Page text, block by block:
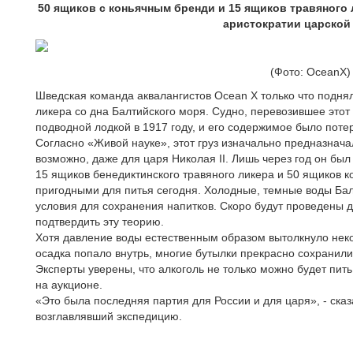
50 ящиков с коньячным бренди и 15 ящиков травяного
аристократии
(Фото: OceanX)
Шведская команда аквалангистов Ocean X только что
ликера со дна Балтийского моря. Судно, перевозившее
подводной лодкой в 1917 году, и его содержимое было
Согласно «Живой науке», этот груз изначально
возможно, даже для царя Николая II. Лишь через год он
15 ящиков бенедиктинского травяного ликера и 50 ящиков
пригодными для питья сегодня. Холодные, темные воды
условия для сохранения напитков. Скоро будут проведены
подтвердить эту теорию.
Хотя давление воды естественным образом вытолкнуло
осадка попало внутрь, многие бутылки прекрасно
Эксперты уверены, что алкоголь не только можно будет
на аукционе.
«Это была последняя партия для России и для царя», -
возглавлявший экспедицию.